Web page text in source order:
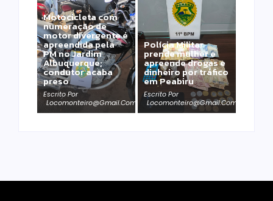
Motocicleta com
numeração de
motor divergente é
apreendida pela
PM no Jardim
Albuquerque;
condutor acaba
preso
Escrito Por
Locomonteiro@gmail.com
Polícia Militar
prende mulher e
apreende drogas e
dinheiro por tráfico
em Peabiru
Escrito Por
Locomonteiro@gmail.com